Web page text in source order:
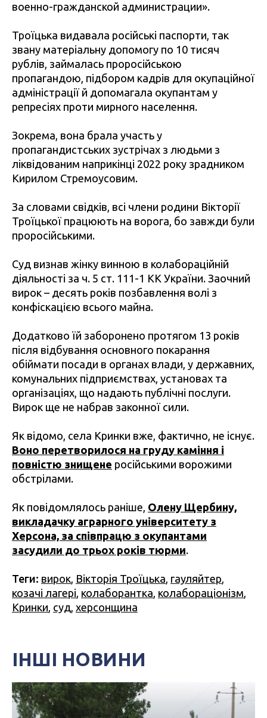
военно-гражданской администрации».
Троїцька видавала російські паспорти, так
звану матеріальну допомогу по 10 тисяч
рублів, займалась проросійською
пропагандою, підбором кадрів для окупаційної
адміністрації й допомагала окупантам у
репресіях проти мирного населення.
Зокрема, вона брала участь у
пропагандистських зустрічах з людьми з
ліквідованим наприкінці 2022 року зрадником
Кирилом Стремоусовим.
За словами свідків, всі члени родини Вікторії
Троїцької працюють на ворога, бо завжди були
проросійськими.
Суд визнав жінку винною в колабораційній
діяльності за ч. 5 ст. 111-1 КК України. Заочний
вирок – десять років позбавлення волі з
конфіскацією всього майна.
Додатково їй заборонено протягом 13 років
після відбування основного покарання
обіймати посади в органах влади, у державних,
комунальних підприємствах, установах та
організаціях, що надають публічні послуги.
Вирок ще не набрав законної сили.
Як відомо, села Кринки вже, фактично, не існує.
Воно перетворилося на груду каміння і
повністю знищене російськими ворожими
обстрілами.
Як повідомлялось раніше, Олену Щербину,
викладачку аграрного університету з
Херсона, за співпрацю з окупантами
засудили до трьох років тюрми.
Теги: вирок, Вікторія Троїцька, гауляйтер,
козачі лагері, колаборантка, колабораціонізм,
Кринки, суд, херсонщина
ІНШІ НОВИНИ